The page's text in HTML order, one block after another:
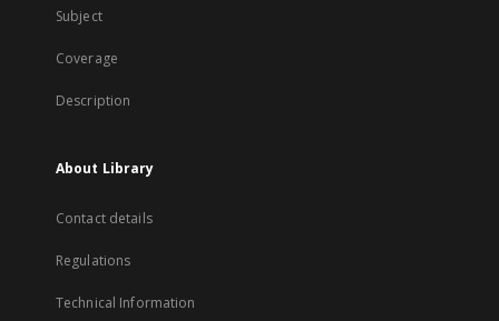
Subject
Coverage
Description
About Library
Contact details
Regulations
Technical Information